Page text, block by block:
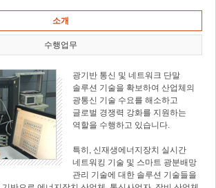
소개
수행업무
광기반 통신 및 네트워크 단말
솔루션 기술을 확보하여 산업체의
광통신 기술 수요를 해소하고
글로벌 경쟁력 강화를 지원하는
역할을 수행하고 있습니다.
특히, 신재생에너지장치 실시간
네트워킹 기술 및 스마트 광분배망
관리 기술에 대한 솔루션 기술들을